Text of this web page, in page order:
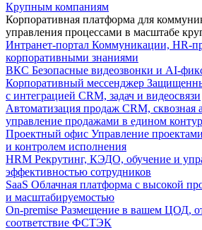
Крупным компаниям
Корпоративная платформа для
управления процессами в масштабе
Интранет-портал Коммуникации, HR-
корпоративными знаниями
ВКС Безопасные видеозвонки и AI-
Корпоративный мессенджер
с интеграцией CRM, задач и видеосвязи
Автоматизация продаж CRM, сквозная
управление продажами в едином
Проектный офис Управление
и контролем исполнения
HRM Рекрутинг, КЭДО, обучение и
эффективностью сотрудников
SaaS Облачная платформа с высокой
и масштабируемостью
On-premise Размещение в вашем ЦОД,
соответствие ФСТЭК